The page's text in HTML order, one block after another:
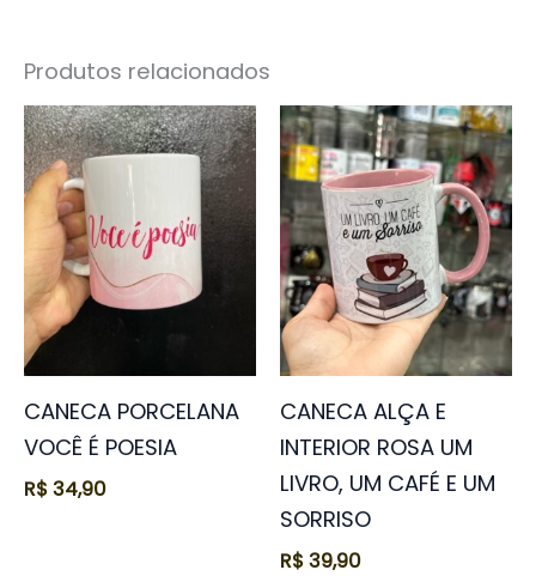
Produtos relacionados
CANECA PORCELANA
VOCÊ É POESIA
R$34,90
CANECA ALÇA E
INTERIOR ROSA UM
LIVRO, UM CAFÉ E UM
SORRISO
R$39,90